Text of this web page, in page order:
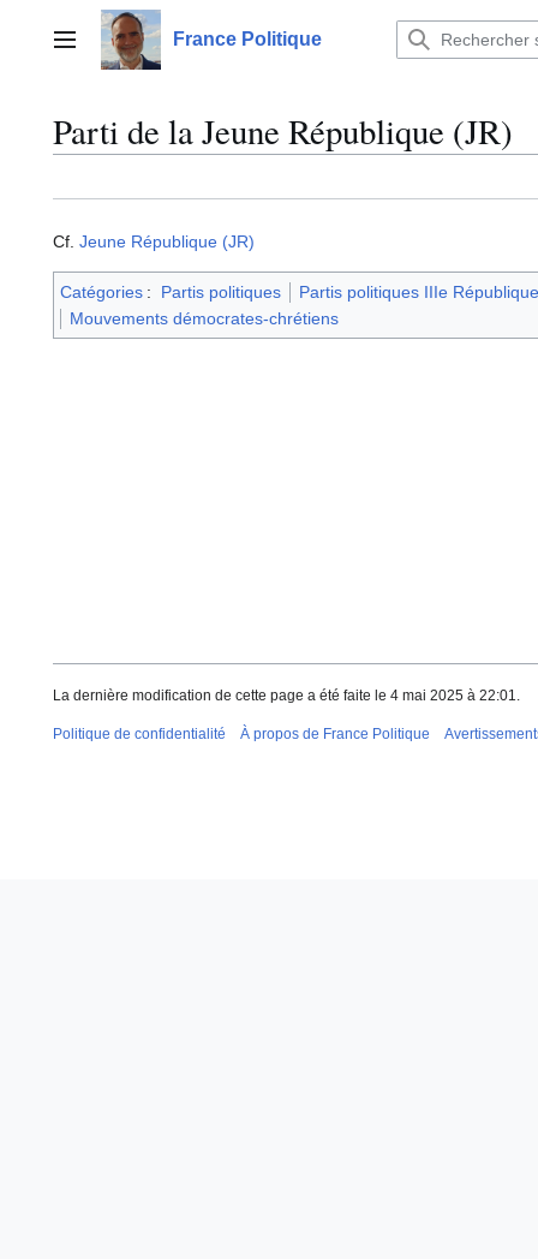
contenuMenu principalFrance Politique
Parti de la Jeune République (JR)
Cf. Jeune République (JR)
Catégories : Partis politiques
Partis politiques IIIe République
Mouvements démocrates-chrétiens
La dernière modification de cette page a été faite le 4 mai 2025 à 22:01.
Politique de confidentialité À propos de France Politique